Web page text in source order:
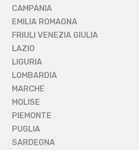
CAMPANIA
EMILIA ROMAGNA
FRIULI VENEZIA GIULIA
LAZIO
LIGURIA
LOMBARDIA
MARCHE
MOLISE
PIEMONTE
PUGLIA
SARDEGNA